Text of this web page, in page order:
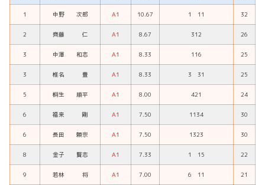
1 中野 次郎 A1 10.67 1 11 32
2 齊藤 仁 A1 8.67 312 26
3 中澤 和志 A1 8.33 116 25
3 椎名 豊 A1 8.33 3 31 25
5 桐生 順平 A1 8.00 421 24
6 福来 剛 A1 7.50 1134 30
6 長田 頼宗 A1 7.50 1323 30
8 金子 賢志 A1 7.33 1 15 22
9 若林 将 A1 7.00 6 11 21